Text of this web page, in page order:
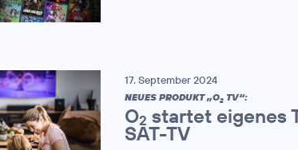
17. September 2024
NEUES PRODUKT „O2 TV“:
O2 startet eigenes
SAT-TV